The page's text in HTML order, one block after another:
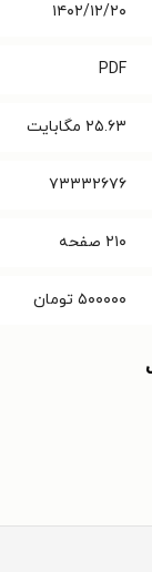
۱۴۰۲/۱۲/۲۰
PDF
۲۵.۶۳ مگابایت
۷۳۳۳۲۶۷۶
۲۱۰ صفحه
۵۰۰۰۰۰ تومان